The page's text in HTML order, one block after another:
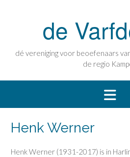
de
dé vereniging voor beoefenaars
de regio
Henk Werner
Henk Werner (1931-2017) is in